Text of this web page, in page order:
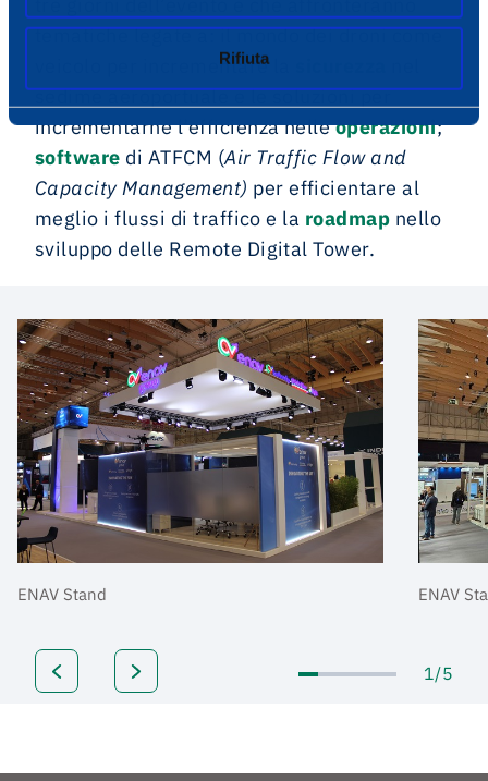
Rifiuta
tematiche legate a: il mondo dei droni come
veicolo per incrementare la
sedime aeroportuale e le soluzioni per
incrementarne l’efficienza nelleoperazioni;
software di ATFCM (Air Traffic Flow and
Capacity Management) per efficientare al
meglio i flussi di traffico e la roadmap nello
sviluppo delle Remote Digital Tower.
ENAV Stand ENAV
1/5